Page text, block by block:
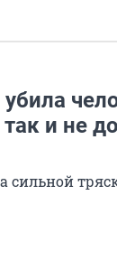
и не
сильной